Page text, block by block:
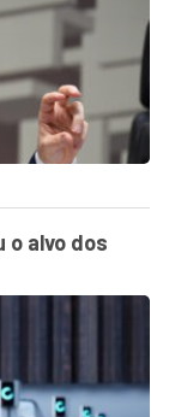
o alvo dos